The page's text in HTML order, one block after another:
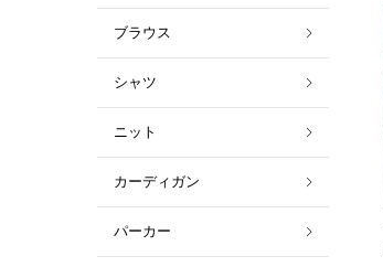
ブラウス
シャツ
ニット
カーディガン
パーカー